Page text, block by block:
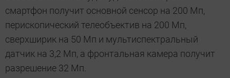
смартфон получит основной сенсор на 200 Мп,
перископический телеобъектив на 200 Мп,
сверхширик на 50 Мп и мультиспектральный
датчик на 3,2 Мп, а фронтальная камера получит
разрешение 32 Мп.